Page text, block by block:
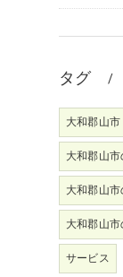
タグ
大和郡山市
大和郡山
大和郡山
大和郡山
サービス